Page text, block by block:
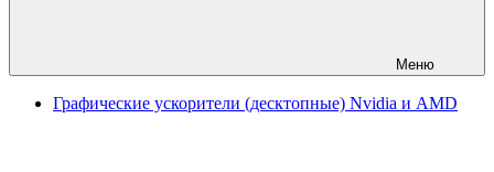
Меню
Графические ускорители (десктопные) Nvidia и AMD